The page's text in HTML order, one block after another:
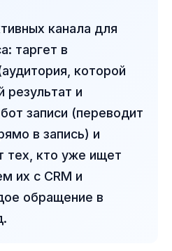
канала для
таргет в
которой
результат и
записи (переводит
в запись) и
тех, кто уже ищет
их с CRM и
обращение в